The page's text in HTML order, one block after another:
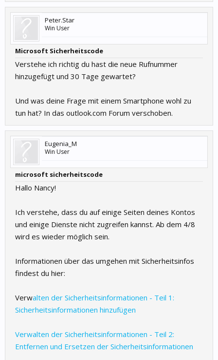
Peter.Star
Win User
Microsoft Sicherheitscode
Verstehe ich richtig du hast die neue Rufnummer
hinzugefügt und 30 Tage gewartet?
Und was deine Frage mit einem Smartphone wohl zu
tun hat? In das outlook.com Forum verschoben.
Eugenia_M
Win User
microsoft sicherheitscode
Hallo Nancy!
Ich verstehe, dass du auf einige Seiten deines Kontos
und einige Dienste nicht zugreifen kannst. Ab dem 4/8
wird es wieder möglich sein.
Informationen über das umgehen mit Sicherheitsinfos
findest du hier:
Verwalten der Sicherheitsinformationen - Teil 1:
Sicherheitsinformationen hinzufügen
Verwalten der Sicherheitsinformationen - Teil 2:
Entfernen und Ersetzen der Sicherheitsinformationen